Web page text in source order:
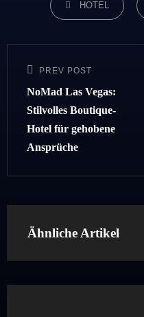
HOTEL
Previous
Post
PREV POST
NoMad Las Vegas:
Stilvolles Boutique-
Hotel für gehobene
Ansprüche
Ähnliche Artikel